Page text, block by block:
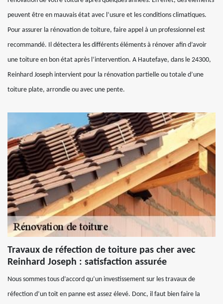
peuvent être en mauvais état avec l’usure et les conditions climatiques.
Pour assurer la rénovation de toiture, faire appel à un professionnel est
recommandé. Il détectera les différents éléments à rénover afin d’avoir
une toiture en bon état après l’intervention. A Hautefaye, dans le 24300,
Reinhard Joseph intervient pour la rénovation partielle ou totale d’une
toiture plate, arrondie ou avec une pente.
Travaux de réfection de toiture pas cher avec
Reinhard Joseph : satisfaction assurée
Nous sommes tous d’accord qu’un investissement sur les travaux de
réfection d’un toit en panne est assez élevé. Donc, il faut bien faire la